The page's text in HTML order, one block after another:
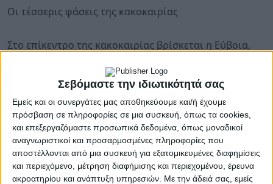
Σεβόμαστε την ιδιωτικότητά σας
Εμείς και οι συνεργάτες μας αποθηκεύουμε και/ή έχουμε
πρόσβαση σε πληροφορίες σε μια συσκευή, όπως τα cookies,
και επεξεργαζόμαστε προσωπικά δεδομένα, όπως μοναδικοί
αναγνωριστικοί και προσαρμοσμένες πληροφορίες που
αποστέλλονται από μια συσκευή για εξατομικευμένες διαφημίσεις
και περιεχόμενο, μέτρηση διαφήμισης και περιεχομένου, έρευνα
ακροατηρίου και ανάπτυξη υπηρεσιών. Με την άδειά σας, εμείς
Οι τέσσερις φάσεις της κακοκαιρίας
Στο επίκεντρο της κακοκαιρίας βρίσκεται η Εύβοια,
Κολυδάς, προβλέπει ότι «θα δεχθεί το μεγαλύτερο
ύψος χιονιού». Γι' αυτό και στην περιοχή ήχησε το 112,
καλώντας τους κατοίκους να περιορίσουν τις
μετακινήσεις τους.Σύμφωνα με τον διευθυντή της ΕΜΥ
στην πρώτη της φάση η κακοκαιρία θα επηρεάσει την
ανατολική Μακεδονία και Θράκη και τα νησιά του
Βορείου Αιγαίου.Προοδευτικά η καιρική διαταραχή θα
μετατοπιστεί νοτιότερα και θα μπει στο Βόρειο Αιγαίο